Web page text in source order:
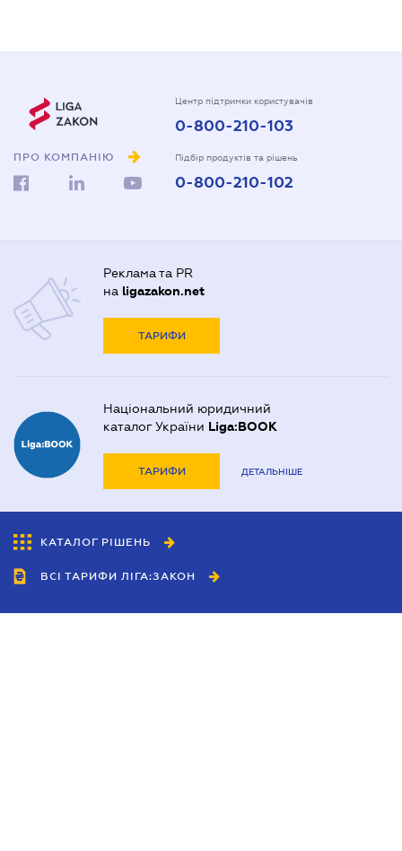
ПРО КОМПАНІЮ
Центр підтримки користувачів
0-800-210-103
Підбір продуктів та рішень
0-800-210-102
Реклама та PR
на ligazakon.net
ТАРИФИ
Національний юридичний
каталог України Liga:BOOK
ТАРИФИ ДЕТАЛЬНІШЕ
КАТАЛОГ РІШЕНЬ
ВСІ ТАРИФИ ЛІГА:ЗАКОН